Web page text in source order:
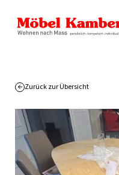
Zurück zur Übersicht